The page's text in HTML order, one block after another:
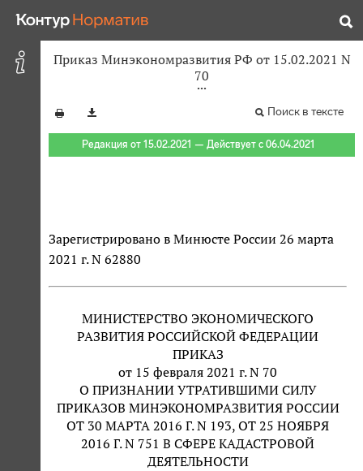
Приказ Минэкономразвития РФ от 15.02.2021 N
70
Поиск в тексте
Редакция от 15.02.2021 — Действует с 06.04.2021
Зарегистрировано в Минюсте России 26 марта
2021 г. N 62880
МИНИСТЕРСТВО ЭКОНОМИЧЕСКОГО
РАЗВИТИЯ РОССИЙСКОЙ ФЕДЕРАЦИИ
ПРИКАЗ
от 15 февраля 2021 г. N 70
О ПРИЗНАНИИ УТРАТИВШИМИ СИЛУ
ПРИКАЗОВ МИНЭКОНОМРАЗВИТИЯ РОССИИ
ОТ 30 МАРТА 2016 Г. N 193, ОТ 25 НОЯБРЯ
2016 Г. N 751 В СФЕРЕ КАДАСТРОВОЙ
ДЕЯТЕЛЬНОСТИ